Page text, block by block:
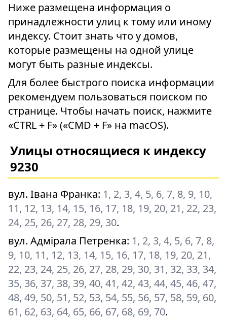
Ниже размещена информация о
принадлежности улиц к тому или иному
индексу. Стоит знать что у домов,
которые размещены на одной улице
могут быть разные индексы.
Для более быстрого поиска информации
рекомендуем пользоваться поиском по
странице. Чтобы начать поиск, нажмите
«CTRL + F» («CMD + F» на macOS).
Улицы относящиеся к индексу
9230
вул. Івана Франка: 1, 2, 3, 4, 5, 6, 7, 8, 9, 10,
11, 12, 13, 14, 15, 16, 17, 18, 19, 20, 21, 22, 23,
24, 25, 26, 27, 28, 29, 30.
вул. Адмірала Петренка: 1, 2, 3, 4, 5, 6, 7, 8,
9, 10, 11, 12, 13, 14, 15, 16, 17, 18, 19, 20, 21,
22, 23, 24, 25, 26, 27, 28, 29, 30, 31, 32, 33, 34,
35, 36, 37, 38, 39, 40, 41, 42, 43, 44, 45, 46, 47,
48, 49, 50, 51, 52, 53, 54, 55, 56, 57, 58, 59, 60,
61, 62, 63, 64, 65, 66, 67, 68, 69, 70.